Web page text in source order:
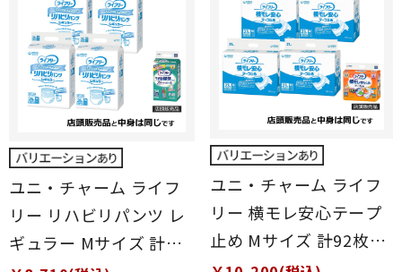
ユニ・チャーム ライフ
リー リハビリパンツ レ
ギュラー Mサイズ 計
ユニ・チャーム ライフ
リー 横モレ安心テープ
止め Mサイズ 計92枚